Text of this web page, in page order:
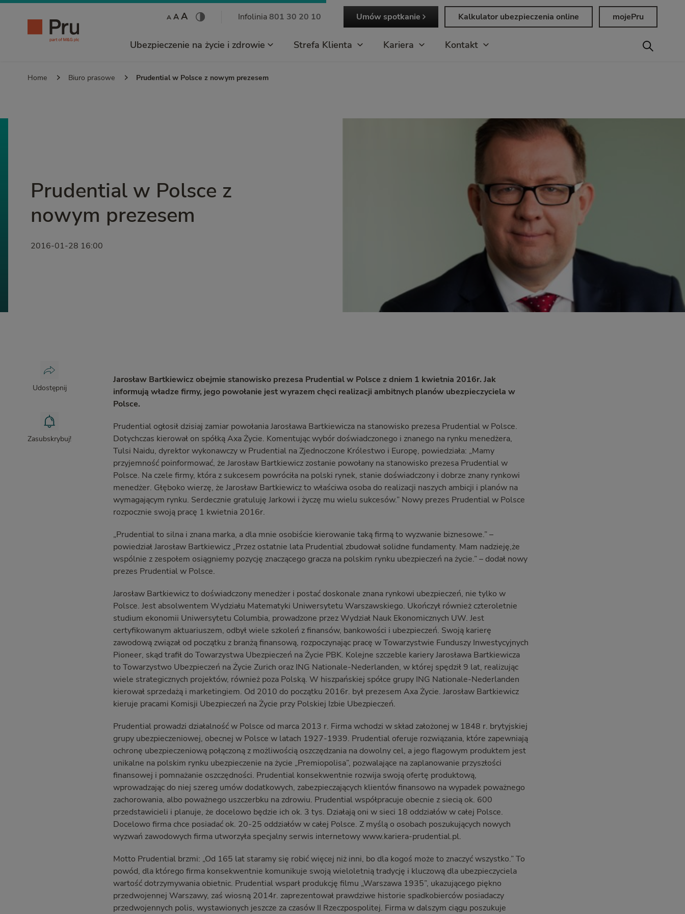
A A A Infolinia 801 30 20 10 Umów spotkanie Kalkulator ubezpieczenia online mojePru
Ubezpieczenie na życie i zdrowie Strefa Klienta Kariera Kontakt
Home Biuro prasowe Prudential w Polsce z nowym prezesem
Prudential w Polsce z
nowym prezesem
2016-01-28 16:00
Jarosław Bartkiewicz obejmie stanowisko prezesa Prudential w Polsce z dniem 1 kwietnia 2016r. Jak
informują władze firmy, jego powołanie jest wyrazem chęci realizacji ambitnych planów ubezpieczyciela w
Polsce.
Prudential ogłosił dzisiaj zamiar powołania Jarosława Bartkiewicza na stanowisko prezesa Prudential w Polsce.
Dotychczas kierował on spółką Axa Życie. Komentując wybór doświadczonego i znanego na rynku menedżera,
Tulsi Naidu, dyrektor wykonawczy w Prudential na Zjednoczone Królestwo i Europę, powiedziała: „Mamy
przyjemność poinformować, że Jarosław Bartkiewicz zostanie powołany na stanowisko prezesa Prudential w
Polsce. Na czele firmy, która z sukcesem powróciła na polski rynek, stanie doświadczony i dobrze znany rynkowi
menedżer. Głęboko wierzę, że Jarosław Bartkiewicz to właściwa osoba do realizacji naszych ambicji i planów na
wymagającym rynku. Serdecznie gratuluję Jarkowi i życzę mu wielu sukcesów.” Nowy prezes Prudential w Polsce
rozpocznie swoją pracę 1 kwietnia 2016r.
„Prudential to silna i znana marka, a dla mnie osobiście kierowanie taką firmą to wyzwanie biznesowe.” –
powiedział Jarosław Bartkiewicz „Przez ostatnie lata Prudential zbudował solidne fundamenty. Mam nadzieję,że
wspólnie z zespołem osiągniemy pozycję znaczącego gracza na polskim rynku ubezpieczeń na życie.” – dodał nowy
prezes Prudential w Polsce.
Jarosław Bartkiewicz to doświadczony menedżer i postać doskonale znana rynkowi ubezpieczeń, nie tylko w
Polsce. Jest absolwentem Wydziału Matematyki Uniwersytetu Warszawskiego. Ukończył również czteroletnie
studium ekonomii Uniwersytetu Columbia, prowadzone przez Wydział Nauk Ekonomicznych UW. Jest
certyfikowanym aktuariuszem, odbył wiele szkoleń z finansów, bankowości i ubezpieczeń. Swoją karierę
zawodową związał od początku z branżą finansową, rozpoczynając pracę w Towarzystwie Funduszy Inwestycyjnych
Pioneer, skąd trafił do Towarzystwa Ubezpieczeń na Życie PBK. Kolejne szczeble kariery Jarosława Bartkiewicza
to Towarzystwo Ubezpieczeń na Życie Zurich oraz ING Nationale-Nederlanden, w której spędził 9 lat, realizując
wiele strategicznych projektów, również poza Polską. W hiszpańskiej spółce grupy ING Nationale-Nederlanden
kierował sprzedażą i marketingiem. Od 2010 do początku 2016r. był prezesem Axa Życie. Jarosław Bartkiewicz
kieruje pracami Komisji Ubezpieczeń na Życie przy Polskiej Izbie Ubezpieczeń.
Prudential prowadzi działalność w Polsce od marca 2013 r. Firma wchodzi w skład założonej w 1848 r. brytyjskiej
grupy ubezpieczeniowej, obecnej w Polsce w latach 1927-1939. Prudential oferuje rozwiązania, które zapewniają
ochronę ubezpieczeniową połączoną z możliwością oszczędzania na dowolny cel, a jego flagowym produktem jest
unikalne na polskim rynku ubezpieczenie na życie „Premiopolisa”, pozwalające na zaplanowanie przyszłości
finansowej i pomnażanie oszczędności. Prudential konsekwentnie rozwija swoją ofertę produktową,
wprowadzając do niej szereg umów dodatkowych, zabezpieczających klientów finansowo na wypadek poważnego
zachorowania, albo poważnego uszczerbku na zdrowiu. Prudential współpracuje obecnie z siecią ok. 600
przedstawicieli i planuje, że docelowo będzie ich ok. 3 tys. Działają oni w sieci 18 oddziałów w całej Polsce.
Docelowo firma chce posiadać ok. 20-25 oddziałów w całej Polsce. Z myślą o osobach poszukujących nowych
wyzwań zawodowych firma utworzyła specjalny serwis internetowy www.kariera-prudential.pl.
Motto Prudential brzmi: „Od 165 lat staramy się robić więcej niż inni, bo dla kogoś może to znaczyć wszystko.” To
powód, dla którego firma konsekwentnie komunikuje swoją wieloletnią tradycję i kluczową dla ubezpieczyciela
wartość dotrzymywania obietnic. Prudential wsparł produkcję filmu „Warszawa 1935”, ukazującego piękno
przedwojennej Warszawy, zaś wiosną 2014r. zaprezentował prawdziwe historie spadkobierców posiadaczy
przedwojennych polis, wystawionych jeszcze za czasów II Rzeczpospolitej. Firma w dalszym ciągu poszukuje
Udostępnij
Zasubskrybuj!